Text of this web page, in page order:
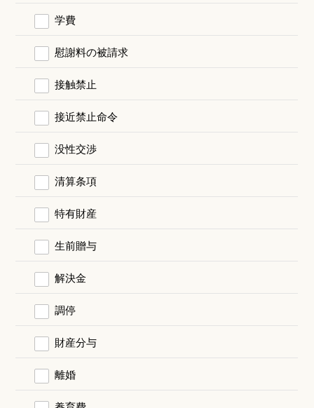
学費
慰謝料の被請求
接触禁止
接近禁止命令
没性交渉
清算条項
特有財産
生前贈与
解決金
調停
財産分与
離婚